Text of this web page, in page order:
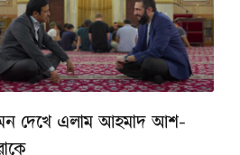
দেখে এলাম আহমাদ আশ-